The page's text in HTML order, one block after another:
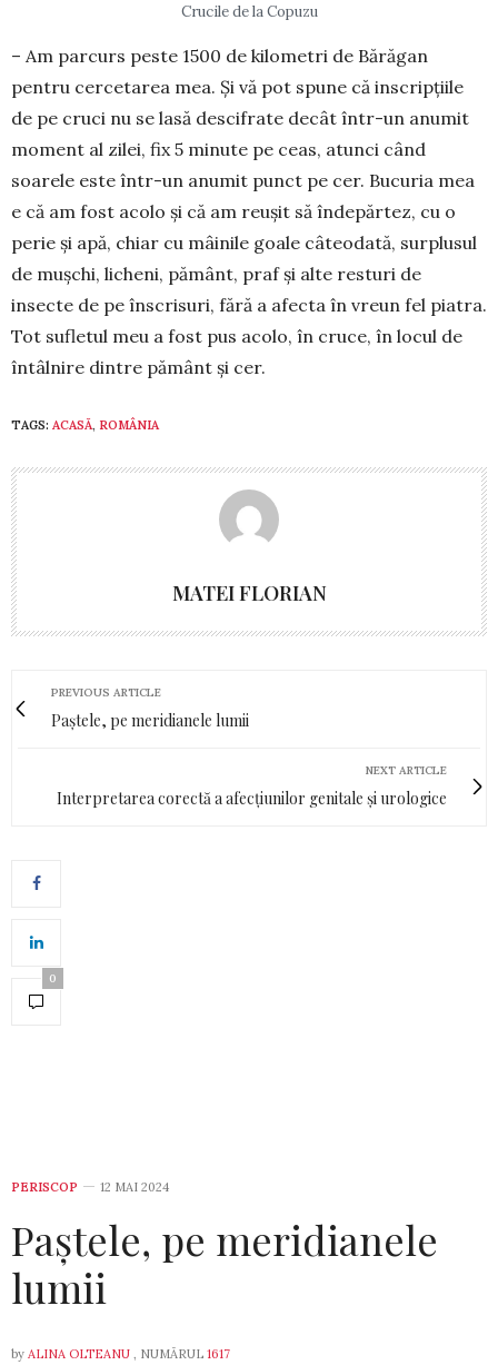
Crucile de la Copuzu
– Am parcurs peste 1500 de kilometri de Bărăgan
pentru cercetarea mea. Și vă pot spune că inscripțiile
de pe cruci nu se lasă descifrate decât într-un anumit
moment al zilei, fix 5 minute pe ceas, atunci când
soarele este într-un anumit punct pe cer. Bucuria mea
e că am fost acolo și că am reușit să îndepărtez, cu o
perie și apă, chiar cu mâinile goale câteodată, surplusul
de mușchi, licheni, pământ, praf și alte resturi de
insecte de pe înscrisuri, fără a afecta în vreun fel piatra.
Tot sufletul meu a fost pus acolo, în cruce, în locul de
întâlnire dintre pământ și cer.
TAGS: ACASĂ, ROMÂNIA
MATEI FLORIAN
PREVIOUS ARTICLE
Paștele, pe meridianele lumii
NEXT ARTICLE
Interpretarea corectă a afecțiunilor genitale și urologice
0
PERISCOP 12 MAI 2024
Paștele, pe meridianele
lumii
by ALINA OLTEANU , NUMĂRUL 1617